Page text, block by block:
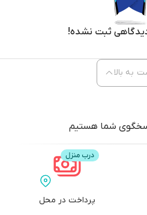
ثبت نشده!
شما هستیم
به بالا
پرداخت در محل